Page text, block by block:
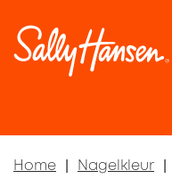
Home Nagelkleur